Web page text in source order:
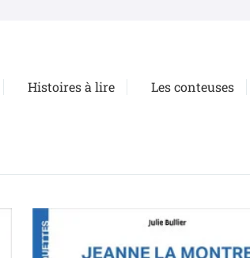
Histoires à lire Les conteuses